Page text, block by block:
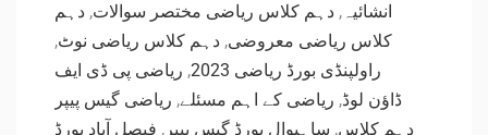
انشائیہ , دہم کلاس ریاضی مختصر سوالات, دہم
کلاس ریاضی معروضی, دہم کلاس ریاضی نوٹ,
راولپنڈی بورڈ ریاضی 2023
, ریاضی پی ڈی ایف
ڈاؤن لوڈ, ریاضی کے اہم مسئلے, ریاضی گیس پیپر
دہم کلاس, ساہیوال بورڈ گیس پیپر , فیصل آباد بورڈ